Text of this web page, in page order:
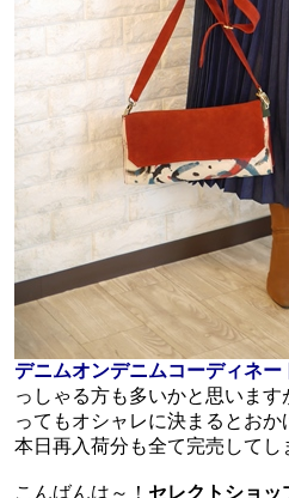
デニムオンデニムコーディネー
っしゃる方も多いかと思いま
ってもオシャレに決まるとお
本日再入荷分も全て完売してし
こんばんは～！ セレクトショッ